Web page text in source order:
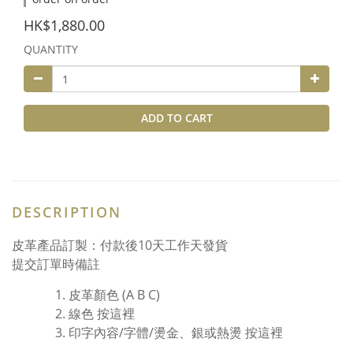
HK$1,880.00
QUANTITY
ADD TO CART
DESCRIPTION
皮革產品訂製： 付款後10天工作天發貨
提交訂單時備註
皮革顏色 (A B C)
線色按這裡
印字內容/字體/燙金、銀或熱燙 按這裡